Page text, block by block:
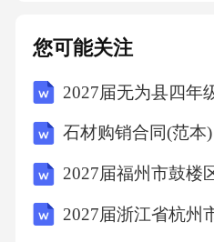
（如“夏季防晒修复季”
礼盒。三、顾客培训体
与培训目标1.培训对象：
院内咨询师、治疗师、护
（需先接受内部产品知
您可能关注
石材购销合同(范本)